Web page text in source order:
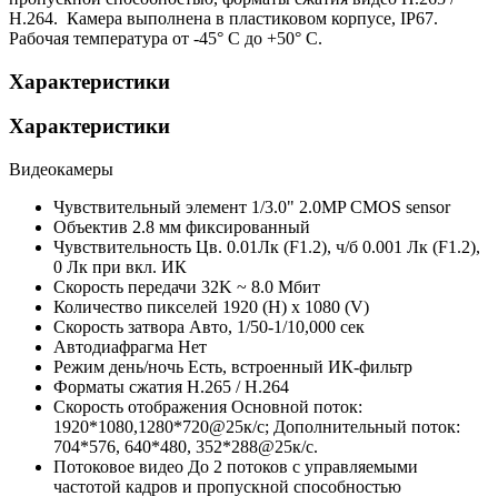
H.264. Камера выполнена в пластиковом корпусе, IP67.
Рабочая температура от -45° С до +50° С.
Характеристики
Характеристики
Видеокамеры
Чувствительный элемент 1/3.0" 2.0MP CMOS sensor
Объектив 2.8 мм фиксированный
Чувствительность Цв. 0.01Лк (F1.2), ч/б 0.001 Лк (F1.2),
0 Лк при вкл. ИК
Скорость передачи 32K ~ 8.0 Мбит
Количество пикселей 1920 (H) x 1080 (V)
Скорость затвора Авто, 1/50-1/10,000 сек
Автодиафрагма Нет
Режим день/ночь Есть, встроенный ИК-фильтр
Форматы сжатия H.265 / H.264
Скорость отображения Основной поток:
1920*1080,1280*720@25к/с; Дополнительный поток:
704*576, 640*480, 352*288@25к/с.
Потоковое видео До 2 потоков с управляемыми
частотой кадров и пропускной способностью